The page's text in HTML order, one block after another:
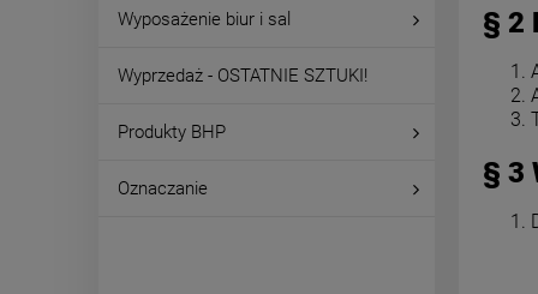
Wyposażenie biur i sal
Wyprzedaż - OSTATNIE SZTUKI!
Produkty BHP
Oznaczanie
§ 2
§ 3